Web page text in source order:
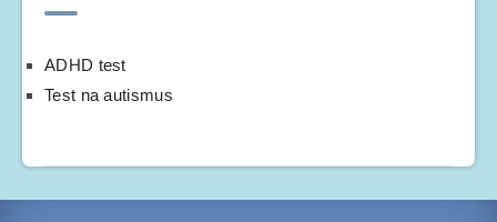
ADHD test
Test na autismus